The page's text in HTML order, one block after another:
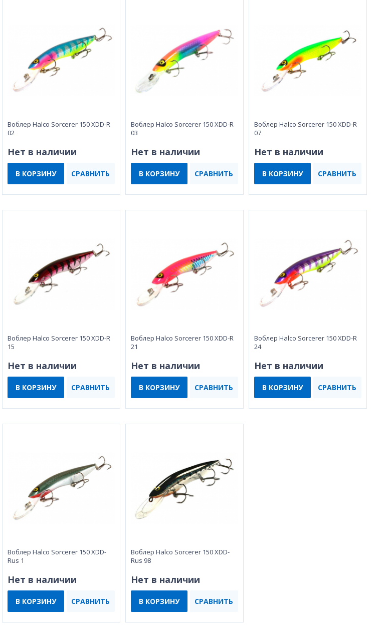
Воблер Halco Sorcerer 150 XDD-R
02
Нет в наличии
В КОРЗИНУ СРАВНИТЬ
Воблер Halco Sorcerer 150 XDD-R
03
Нет в наличии
В КОРЗИНУ СРАВНИТЬ
Воблер Halco Sorcerer 150 XDD-R
07
Нет в наличии
В КОРЗИНУ СРАВНИТЬ
Воблер Halco Sorcerer 150 XDD-R
15
Нет в наличии
В КОРЗИНУ СРАВНИТЬ
Воблер Halco Sorcerer 150 XDD-R
21
Нет в наличии
В КОРЗИНУ СРАВНИТЬ
Воблер Halco Sorcerer 150 XDD-R
24
Нет в наличии
В КОРЗИНУ СРАВНИТЬ
Воблер Halco Sorcerer 150 XDD-
Rus 1
Нет в наличии
В КОРЗИНУ СРАВНИТЬ
Воблер Halco Sorcerer 150 XDD-
Rus 98
Нет в наличии
В КОРЗИНУ СРАВНИТЬ